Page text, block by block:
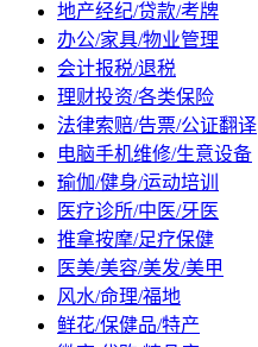
地产经纪/贷款/考牌
办公/家具/物业管理
会计报税/退税
理财投资/各类保险
法律索赔/告票/公证翻译
电脑手机维修/生意设备
瑜伽/健身/运动培训
医疗诊所/中医/牙医
推拿按摩/足疗保健
医美/美容/美发/美甲
风水/命理/福地
鲜花/保健品/特产